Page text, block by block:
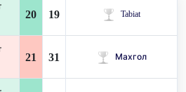
20 19 Tabiat
21 31 Махгол